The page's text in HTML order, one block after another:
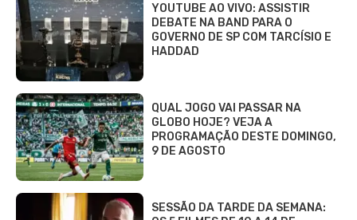
YOUTUBE AO VIVO: ASSISTIR
DEBATE NA BAND PARA O
GOVERNO DE SP COM TARCÍSIO E
HADDAD
QUAL JOGO VAI PASSAR NA
GLOBO HOJE? VEJA A
PROGRAMAÇÃO DESTE DOMINGO,
9 DE AGOSTO
SESSÃO DA TARDE DA SEMANA: